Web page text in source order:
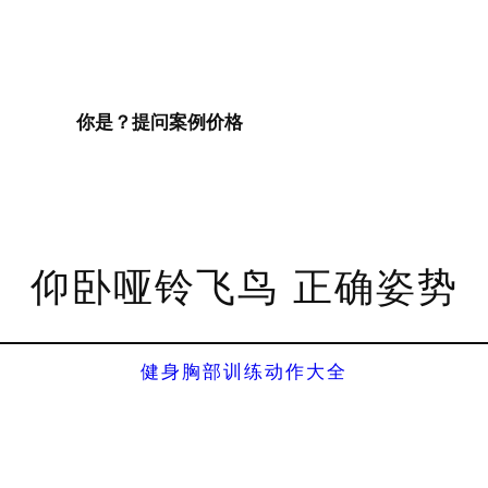
你是？ 提问案例价格
仰卧哑铃飞鸟 正确姿势
健身胸部训练动作大全